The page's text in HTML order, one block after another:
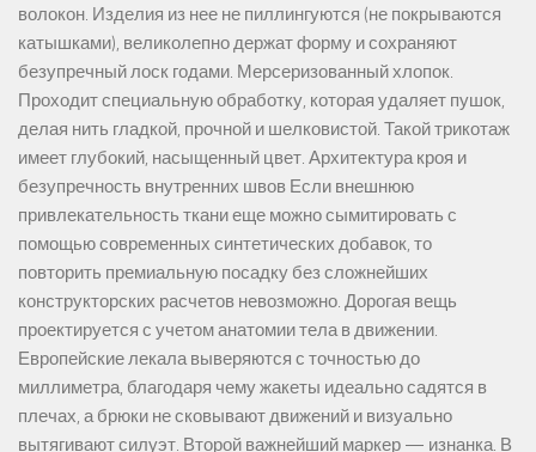
волокон. Изделия из нее не пиллингуются (не покрываются
катышками), великолепно держат форму и сохраняют
безупречный лоск годами. Мерсеризованный хлопок.
Проходит специальную обработку, которая удаляет пушок,
делая нить гладкой, прочной и шелковистой. Такой трикотаж
имеет глубокий, насыщенный цвет. Архитектура кроя и
безупречность внутренних швов Если внешнюю
привлекательность ткани еще можно сымитировать с
помощью современных синтетических добавок, то
повторить премиальную посадку без сложнейших
конструкторских расчетов невозможно. Дорогая вещь
проектируется с учетом анатомии тела в движении.
Европейские лекала выверяются с точностью до
миллиметра, благодаря чему жакеты идеально садятся в
плечах, а брюки не сковывают движений и визуально
вытягивают силуэт. Второй важнейший маркер — изнанка. В